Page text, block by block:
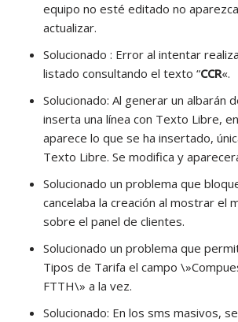
equipo no esté editado no
actualizar.
Solucionado : Error al intentar
listado consultando el texto “CCR«.
Solucionado: Al generar un albarán
inserta una línea con Texto Libre,
aparece lo que se ha insertado,
Texto Libre. Se modifica y
Solucionado un problema que
cancelaba la creación al mostrar el
sobre el panel de clientes.
Solucionado un problema que
Tipos de Tarifa el campo
FTTH\» a la vez.
Solucionado: En los sms masivos,